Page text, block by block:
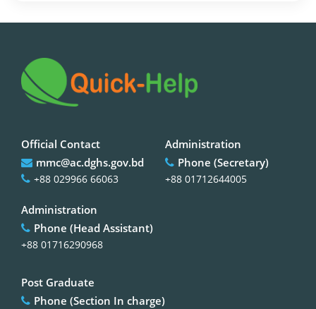
Official Contact
mmc@ac.dghs.gov.bd
+88 029966 66063
Administration
Phone (Secretary)
+88 01712644005
Administration
Phone (Head Assistant)
+88 01716290968
Post Graduate
Phone (Section In charge)